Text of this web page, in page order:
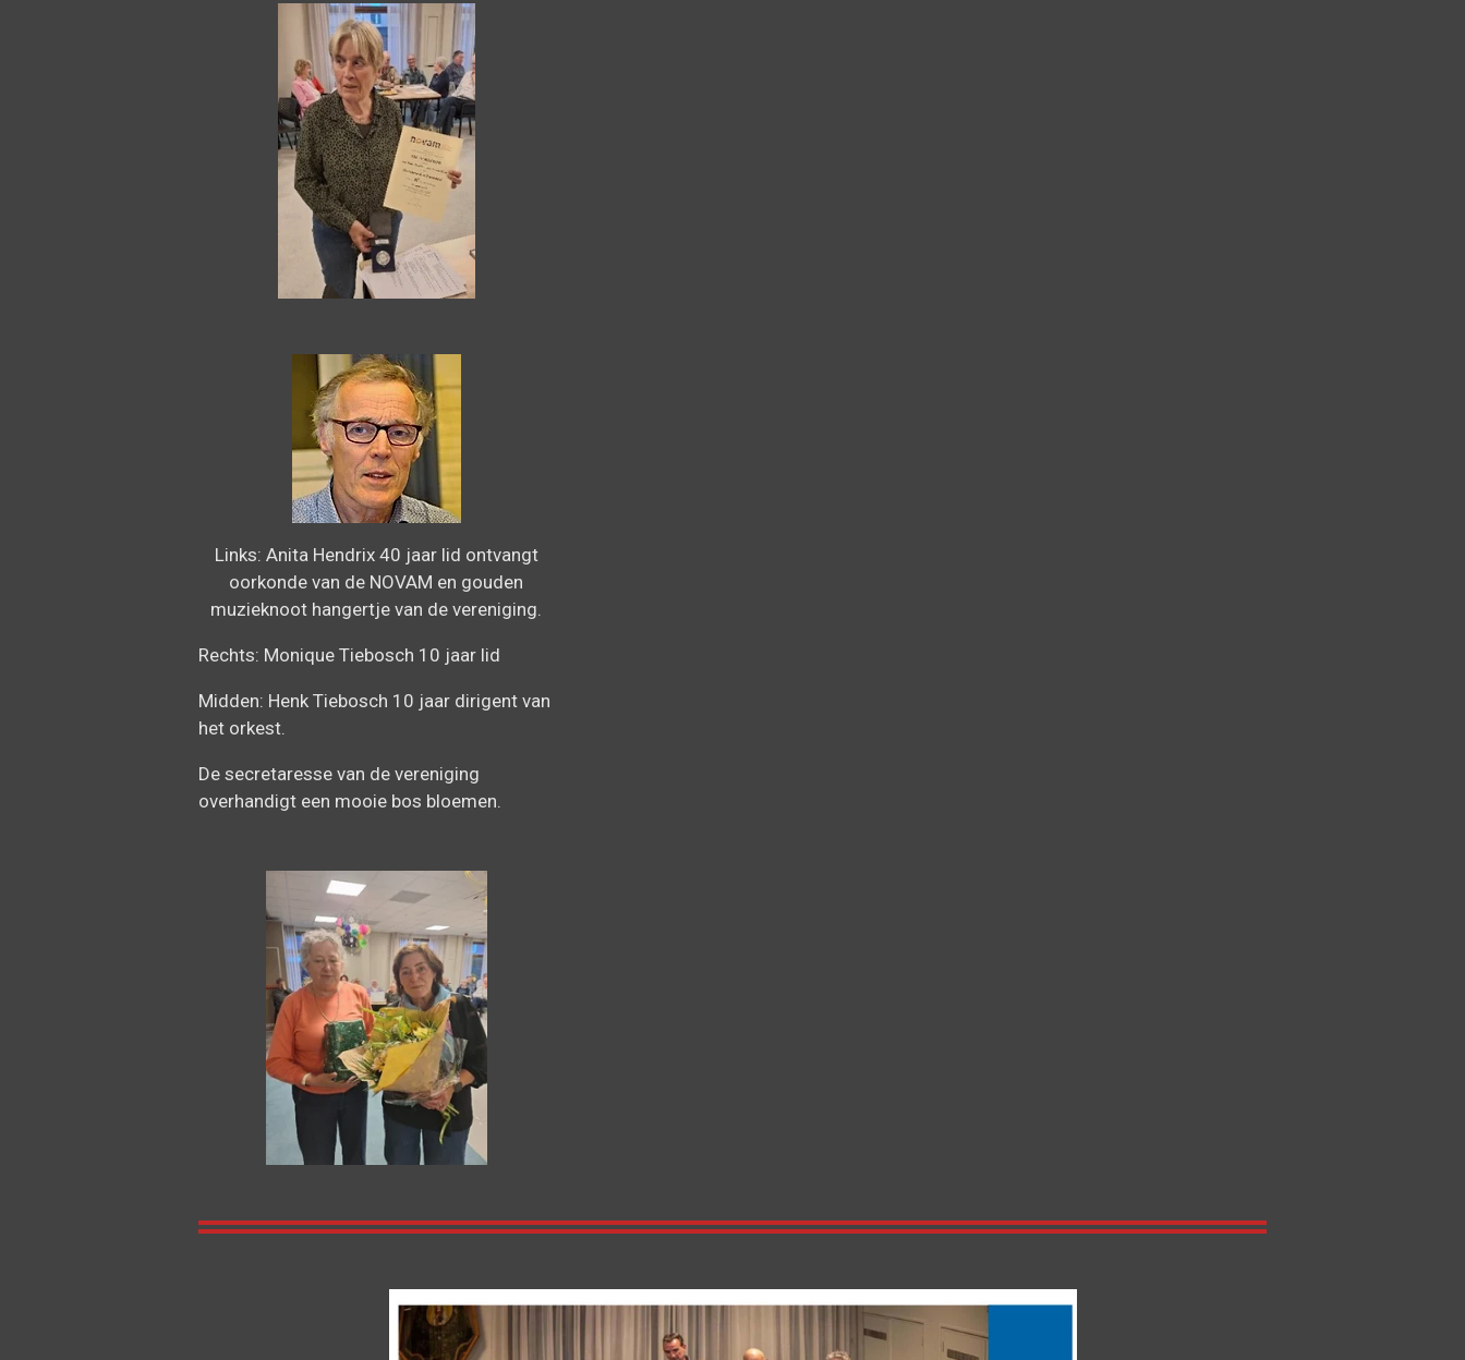
Links: Anita Hendrix 40 jaar lid ontvangt
oorkonde van de NOVAM en gouden
muzieknoot hangertje van de vereniging.
Rechts: Monique Tiebosch 10 jaar lid
Midden: Henk Tiebosch 10 jaar dirigent van
het orkest.
De secretaresse van de vereniging
overhandigt een mooie bos bloemen.